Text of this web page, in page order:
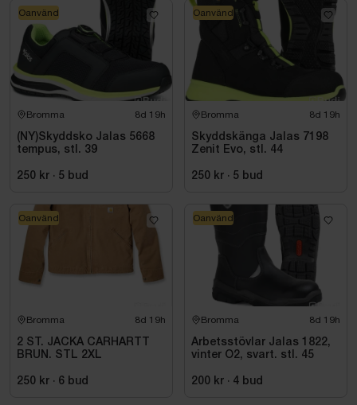
Bromma 8d 19h
(NY)Skyddsko Jalas 5668
tempus, stl. 39
250 kr · 5 bud
Oanvänd
Bromma 8d 19h
Skyddskänga Jalas 7198
Zenit Evo, stl. 44
250 kr · 5 bud
Oanvänd
Bromma 8d 19h
2 ST. JACKA CARHARTT
BRUN. STL 2XL
250 kr · 6 bud
Oanvänd
Bromma 8d 19h
Arbetsstövlar Jalas 1822,
vinter O2, svart. stl. 45
200 kr · 4 bud
Oanvänd